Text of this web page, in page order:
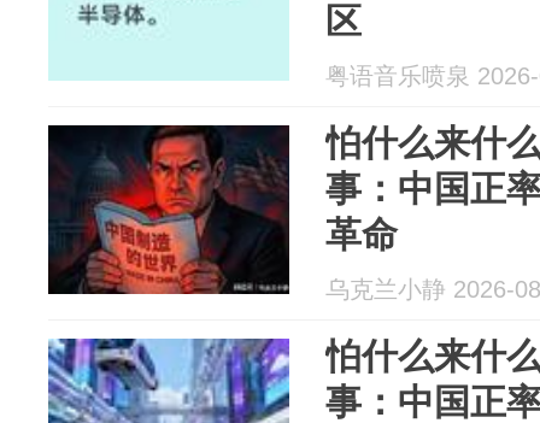
区
粤语音乐喷泉
怕什么来什
事：中国正
革命
乌克兰小静 2026-
怕什么来什
事：中国正